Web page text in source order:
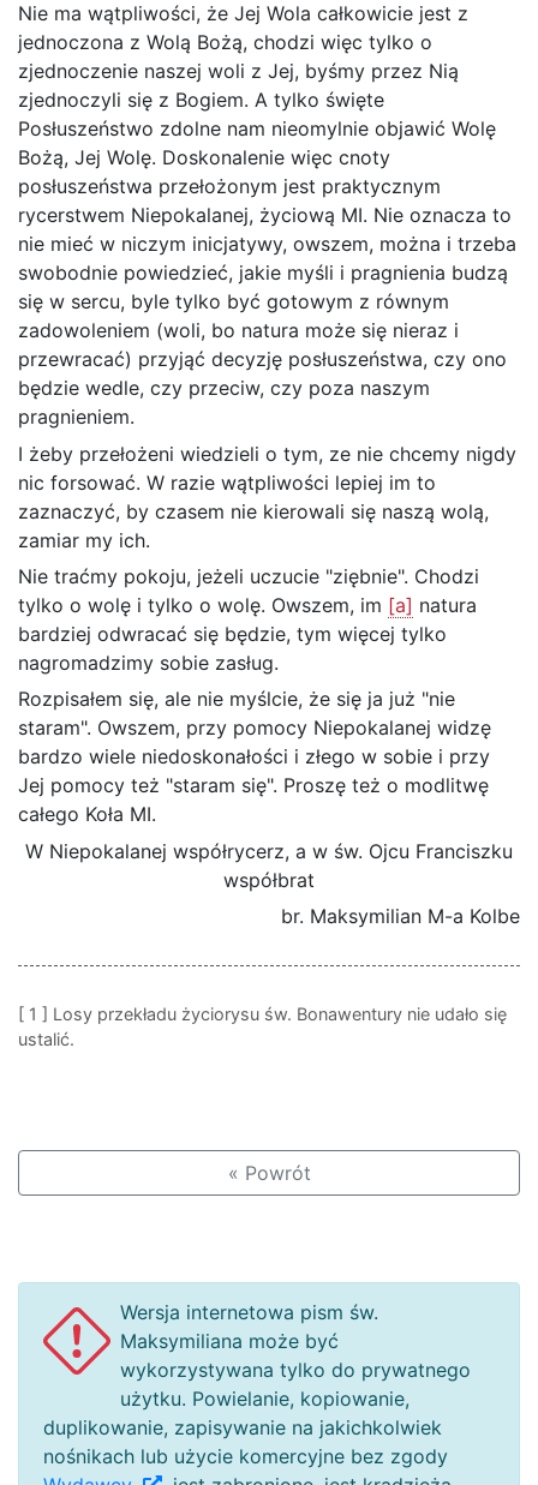
Nie ma wątpliwości, że Jej Wola całkowicie jest z
jednoczona z Wolą Bożą, chodzi więc tylko o
zjednoczenie naszej woli z Jej, byśmy przez Nią
zjednoczyli się z Bogiem. A tylko święte
Posłuszeństwo zdolne nam nieomylnie objawić Wolę
Bożą, Jej Wolę. Doskonalenie więc cnoty
posłuszeństwa przełożonym jest praktycznym
rycerstwem Niepokalanej, życiową MI. Nie oznacza to
nie mieć w niczym inicjatywy, owszem, można i trzeba
swobodnie powiedzieć, jakie myśli i pragnienia budzą
się w sercu, byle tylko być gotowym z równym
zadowoleniem (woli, bo natura może się nieraz i
przewracać) przyjąć decyzję posłuszeństwa, czy ono
będzie wedle, czy przeciw, czy poza naszym
pragnieniem.
I żeby przełożeni wiedzieli o tym, ze nie chcemy nigdy
nic forsować. W razie wątpliwości lepiej im to
zaznaczyć, by czasem nie kierowali się naszą wolą,
zamiar my ich.
Nie traćmy pokoju, jeżeli uczucie "ziębnie". Chodzi
tylko o wolę i tylko o wolę. Owszem, im [a] natura
bardziej odwracać się będzie, tym więcej tylko
nagromadzimy sobie zasług.
Rozpisałem się, ale nie myślcie, że się ja już "nie
staram". Owszem, przy pomocy Niepokalanej widzę
bardzo wiele niedoskonałości i złego w sobie i przy
Jej pomocy też "staram się". Proszę też o modlitwę
całego Koła MI.
W Niepokalanej współrycerz, a w św. Ojcu Franciszku
współbrat
br. Maksymilian M-a Kolbe
[ 1 ] Losy przekładu życiorysu św. Bonawentury nie udało się
ustalić.
« Powrót
Wersja internetowa pism św.
Maksymiliana może być
wykorzystywana tylko do prywatnego
użytku. Powielanie, kopiowanie,
duplikowanie, zapisywanie na jakichkolwiek
nośnikach lub użycie komercyjne bez zgody